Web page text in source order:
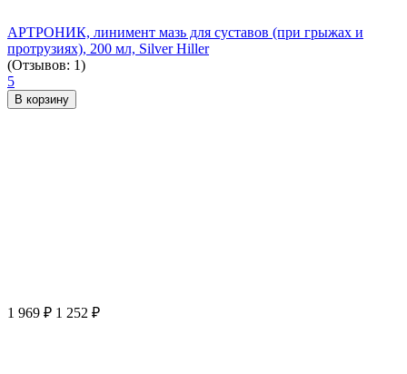
АРТРОНИК, линимент мазь для суставов (при грыжах и
протрузиях), 200 мл, Silver Hiller
(Отзывов: 1)
5
В корзину
1 969 ₽ 1 252 ₽